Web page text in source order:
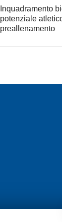
Inquadramento
potenziale
preallenamento